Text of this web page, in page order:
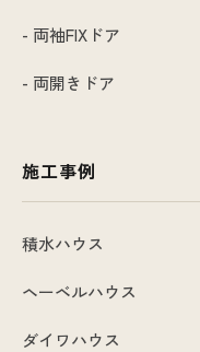
- 両袖FIXドア
- 両開きドア
施工事例
積水ハウス
ヘーベルハウス
ダイワハウス